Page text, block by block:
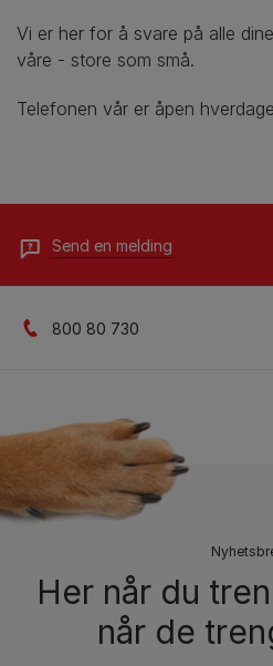
Vi er her for å svare på alle
våre - store som små.​
Telefonen vår er åpen
Send en melding
800 80 730
Her når du
når de